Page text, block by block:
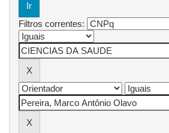
Filtros correntes: